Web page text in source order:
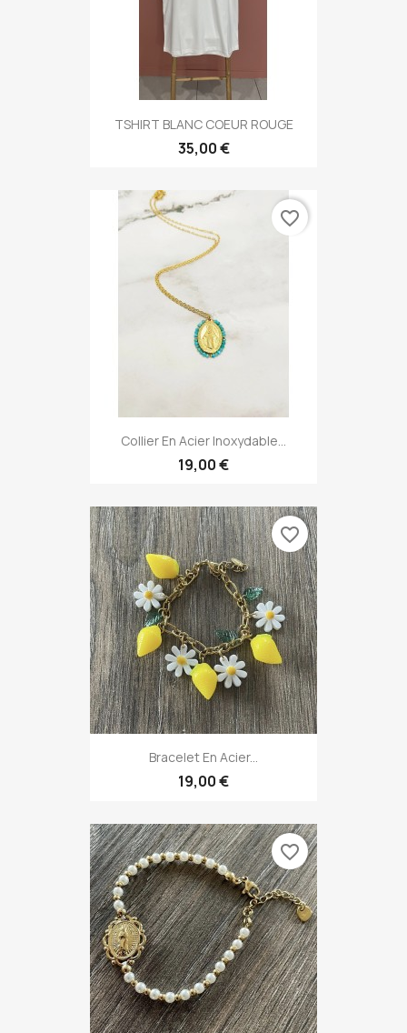
TSHIRT BLANC COEUR ROUGE
35,00 €
Collier En Acier Inoxydable...
19,00 €
favorite_border
Bracelet En Acier...
19,00 €
favorite_border
favorite_border